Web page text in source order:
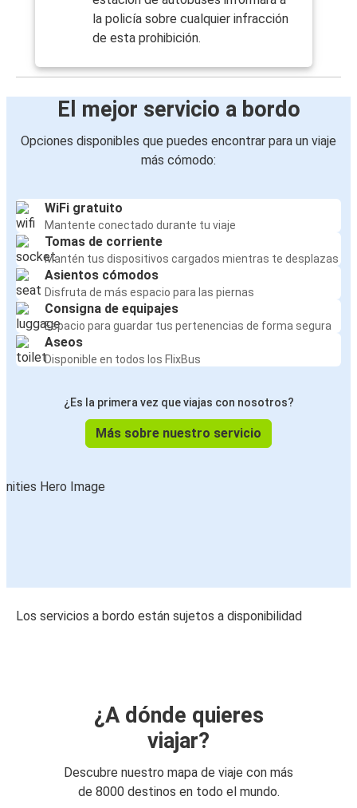
la policía sobre cualquier infracción
de esta prohibición.
El mejor servicio a bordo
Opciones disponibles que puedes encontrar para un viaje
más cómodo:
WiFi gratuito
Mantente conectado durante tu viaje
Tomas de corriente
Mantén tus dispositivos cargados mientras te desplazas
Asientos cómodos
Disfruta de más espacio para las piernas
Consigna de equipajes
Espacio para guardar tus pertenencias de forma segura
Aseos
Disponible en todos los FlixBus
¿Es la primera vez que viajas con nosotros?
Más sobre nuestro servicio
Los servicios a bordo están sujetos a disponibilidad
¿A dónde quieres
viajar?
Descubre nuestro mapa de viaje con más
de 8000 destinos en todo el mundo.